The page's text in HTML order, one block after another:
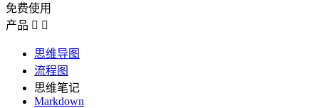
免费使用
产品  
思维导图
流程图
思维笔记
Markdown